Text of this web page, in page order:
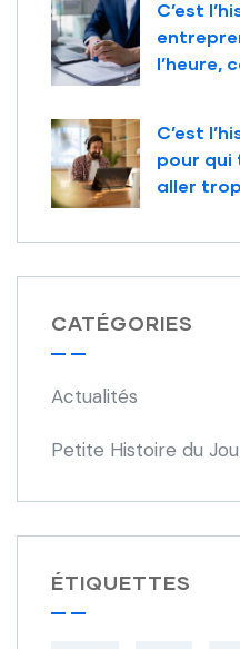
C’est
l’heure,
C’est
pour qui
aller
CATÉGORIES
Actualités
Petite Histoire du
ÉTIQUETTES